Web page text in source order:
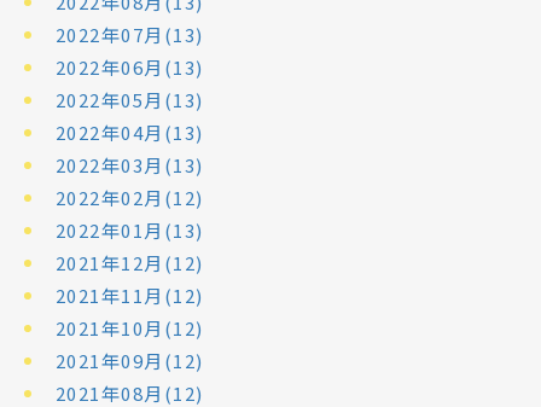
2022年07月(13)
2022年06月(13)
2022年05月(13)
2022年04月(13)
2022年03月(13)
2022年02月(12)
2022年01月(13)
2021年12月(12)
2021年11月(12)
2021年10月(12)
2021年09月(12)
2021年08月(12)